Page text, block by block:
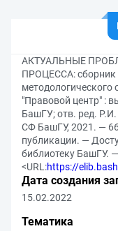
АКТУАЛЬНЫЕ
ПРОЦЕССА: сборник
"Правовой центр" :
БашГУ; отв. ред.
СФ БашГУ, 2021. —
публикации. —
библиотеку БашГУ. —
<URL:https://
Дата создания
15.02.2022
Тематика